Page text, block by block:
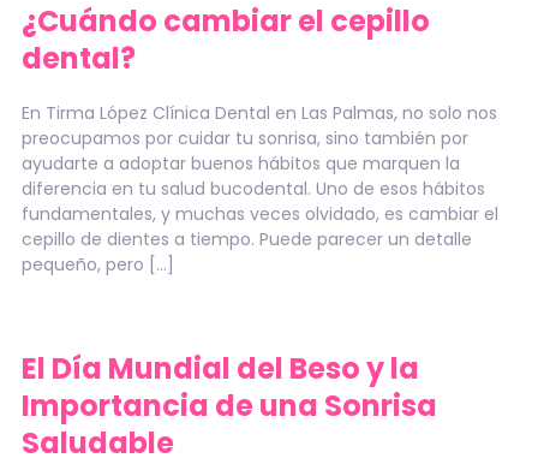
¿Cuándo cambiar el cepillo
dental?
En Tirma López Clínica Dental en Las Palmas, no solo nos
preocupamos por cuidar tu sonrisa, sino también por
ayudarte a adoptar buenos hábitos que marquen la
diferencia en tu salud bucodental. Uno de esos hábitos
fundamentales, y muchas veces olvidado, es cambiar el
cepillo de dientes a tiempo. Puede parecer un detalle
pequeño, pero […]
El Día Mundial del Beso y la
Importancia de una Sonrisa
Saludable